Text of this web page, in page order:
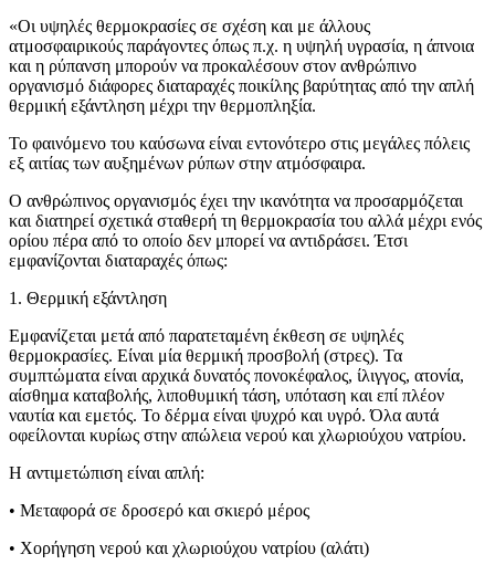
«Οι υψηλές θερμοκρασίες σε σχέση και με άλλους
ατμοσφαιρικούς παράγοντες όπως π.χ. η υψηλή υγρασία, η άπνοια
και η ρύπανση μπορούν να προκαλέσουν στον ανθρώπινο
οργανισμό διάφορες διαταραχές ποικίλης βαρύτητας από την απλή
θερμική εξάντληση μέχρι την θερμοπληξία.
Το φαινόμενο του καύσωνα είναι εντονότερο στις μεγάλες πόλεις
εξ αιτίας των αυξημένων ρύπων στην ατμόσφαιρα.
Ο ανθρώπινος οργανισμός έχει την ικανότητα να προσαρμόζεται
και διατηρεί σχετικά σταθερή τη θερμοκρασία του αλλά μέχρι ενός
ορίου πέρα από το οποίο δεν μπορεί να αντιδράσει. Έτσι
εμφανίζονται διαταραχές όπως:
1. Θερμική εξάντληση
Εμφανίζεται μετά από παρατεταμένη έκθεση σε υψηλές
θερμοκρασίες. Είναι μία θερμική προσβολή (στρες). Τα
συμπτώματα είναι αρχικά δυνατός πονοκέφαλος, ίλιγγος, ατονία,
αίσθημα καταβολής, λιποθυμική τάση, υπόταση και επί πλέον
ναυτία και εμετός. Το δέρμα είναι ψυχρό και υγρό. Όλα αυτά
οφείλονται κυρίως στην απώλεια νερού και χλωριούχου νατρίου.
Η αντιμετώπιση είναι απλή:
• Μεταφορά σε δροσερό και σκιερό μέρος
• Χορήγηση νερού και χλωριούχου νατρίου (αλάτι)